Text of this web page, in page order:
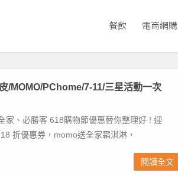
餐飲 電商網購
/MOMO/PChome/7-11/三星活動一次
家、必勝客 618購物節優惠替你整理好 ! 迎
折優惠券，momo送全家霜淇淋，
閱讀全文